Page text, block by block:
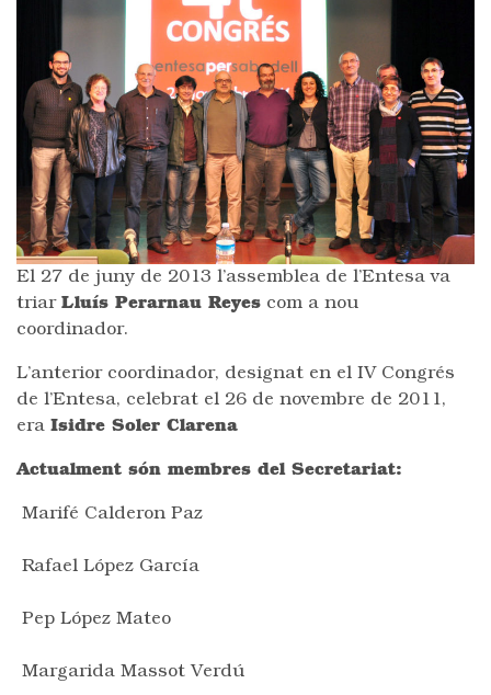
El 27 de juny de 2013 l’assemblea de l’Entesa va
triar Lluís Perarnau Reyes com a nou
coordinador.
L’anterior coordinador, designat en el IV Congrés
de l’Entesa, celebrat el 26 de novembre de 2011,
era Isidre Soler Clarena
Actualment són membres del Secretariat:
Marifé Calderon Paz
Rafael López García
Pep López Mateo
Margarida Massot Verdú